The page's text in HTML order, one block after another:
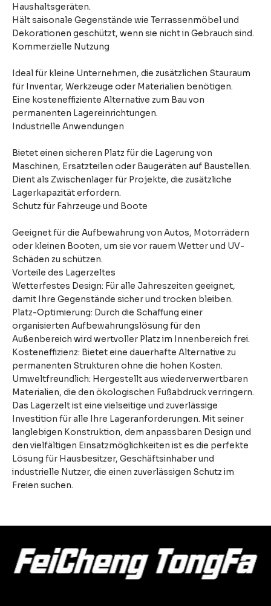
Haushaltsgeräten.
Hält saisonale Gegenstände wie Terrassenmöbel und
Dekorationen geschützt, wenn sie nicht in Gebrauch sind.
Kommerzielle Nutzung
Ideal für kleine Unternehmen, die zusätzlichen Stauraum
für Inventar, Werkzeuge oder Materialien benötigen.
Eine kosteneffiziente Alternative zum Bau von
permanenten Lagereinrichtungen.
Industrielle Anwendungen
Bietet einen sicheren Platz für die Lagerung von
Maschinen, Ersatzteilen oder Baugeräten auf Baustellen.
Dient als Zwischenlager für Projekte, die zusätzliche
Lagerkapazität erfordern.
Schutz für Fahrzeuge und Boote
Geeignet für die Aufbewahrung von Autos, Motorrädern
oder kleinen Booten, um sie vor rauem Wetter und UV-
Schäden zu schützen.
Vorteile des Lagerzeltes
Wetterfestes Design: Für alle Jahreszeiten geeignet,
damit Ihre Gegenstände sicher und trocken bleiben.
Platz-Optimierung: Durch die Schaffung einer
organisierten Aufbewahrungslösung für den
Außenbereich wird wertvoller Platz im Innenbereich frei.
Kosteneffizienz: Bietet eine dauerhafte Alternative zu
permanenten Strukturen ohne die hohen Kosten.
Umweltfreundlich: Hergestellt aus wiederverwertbaren
Materialien, die den ökologischen Fußabdruck verringern.
Das Lagerzelt ist eine vielseitige und zuverlässige
Investition für alle Ihre Lageranforderungen. Mit seiner
langlebigen Konstruktion, dem anpassbaren Design und
den vielfältigen Einsatzmöglichkeiten ist es die perfekte
Lösung für Hausbesitzer, Geschäftsinhaber und
industrielle Nutzer, die einen zuverlässigen Schutz im
Freien suchen.